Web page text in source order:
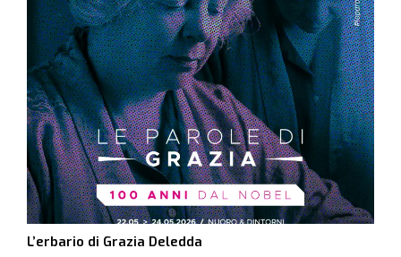
L’erbario di Grazia Deledda